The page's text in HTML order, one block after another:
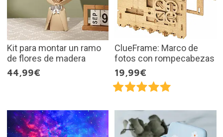
Kit para montar un ramo
de flores de madera
44,99€
ClueFrame: Marco de
fotos con rompecabezas
19,99€